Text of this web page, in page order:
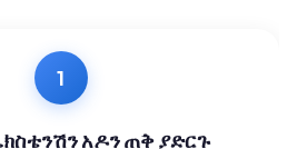
አዶን ጠቅ ያድርጉ